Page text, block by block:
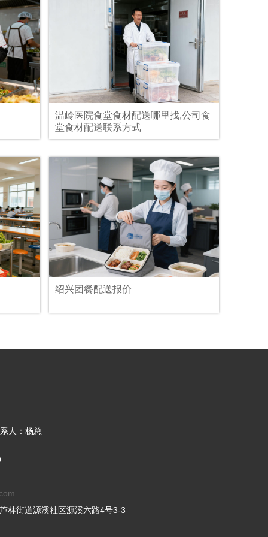
温岭医院食堂食材配送哪里找,公司食
堂食材配送联系方式
绍兴团餐配送报价
人：杨总
林街道源溪社区源溪六路4号3-3